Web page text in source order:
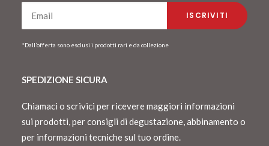
*Dall’offerta sono esclusi i prodotti rari e da collezione
SPEDIZIONE SICURA
Chiamaci o scrivici per ricevere maggiori informazioni
sui prodotti, per consigli di degustazione, abbinamento o
per informazioni tecniche sul tuo ordine.